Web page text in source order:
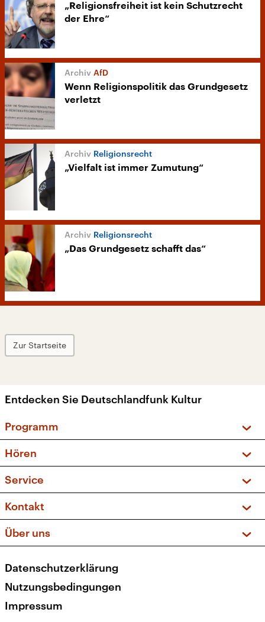
„Religionsfreiheit ist kein Schutzrecht
der Ehre“
AfD
Wenn Religionspolitik das Grundgesetz
verletzt
Religionsrecht
„Vielfalt ist immer Zumutung“
Religionsrecht
„Das Grundgesetz schafft das“
Zur Startseite
Entdecken Sie Deutschlandfunk Kultur
Programm
Sendungen und Podcasts
Musikliste
Kakadu – Das Kinderprogramm
Hören
Frequenzen (UKW + DAB+)
Service
FAQ
Apps
Newsletter
Kontakt
Social Media
Über uns
Presse
Karriere
Transparenz
Datenschutzerklärung
Nutzungsbedingungen
Impressum